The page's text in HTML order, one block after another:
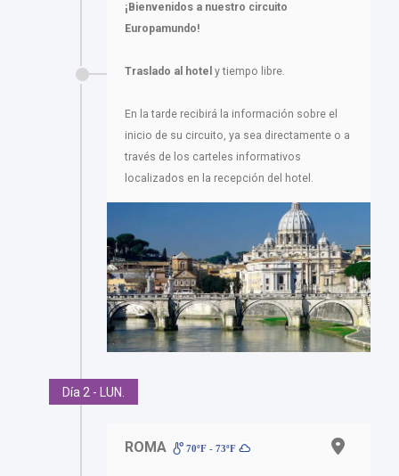
¡Bienvenidos a nuestro circuito
Europamundo!
Traslado al hotel y tiempo libre.
En la tarde recibirá la información sobre el
inicio de su circuito, ya sea directamente o a
través de los carteles informativos
localizados en la recepción del hotel.
Día 2 - LUN.
ROMA 70ºF - 73ºF